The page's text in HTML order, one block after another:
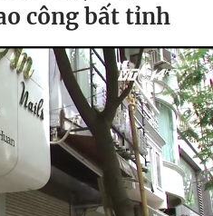
công bất tỉnh